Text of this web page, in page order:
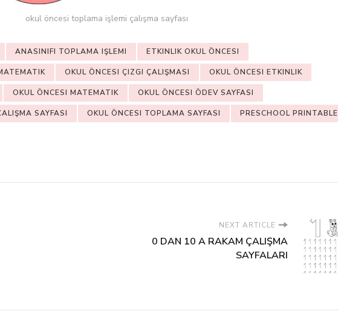
okul öncesi toplama işlemi çalışma sayfası
ANASINIFI TOPLAMA IŞLEMI ETKINLIK OKUL ÖNCESI
OKUL ÖNCESI ÇIZGI ÇALIŞMASI OKUL ÖNCESI ETKINLIK
OKUL ÖNCESI MATEMATIK OKUL ÖNCESI ÖDEV SAYFASI
SAYFASI OKUL ÖNCESI TOPLAMA SAYFASI PRESCHOOL PRINTABLE
NEXT ARTICLE
0 DAN 10 A RAKAM ÇALIŞMA
SAYFALARI